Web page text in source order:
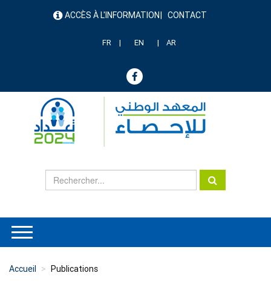
menu ACCÈS À L'INFORMATION CONTACT
FR EN AR
Accueil Publications